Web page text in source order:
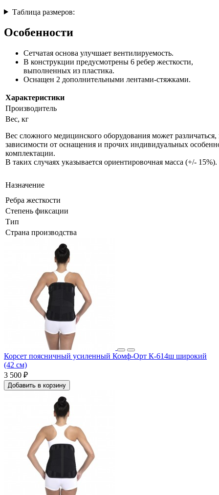
Таблица размеров:
Особенности
Сетчатая основа улучшает вентилируемость.
В конструкции предусмотрены 6 ребер жесткости,
выполненных из пластика.
Оснащен 2 дополнительными лентами-стяжками.
Характеристики
Производитель
Вес, кг
Вес сложного медицинского оборудования может различаться,
зависимости от оснащения и прочих индивидуальных
комплектации.
В таких случаях указывается ориентировочная масса (+/- 15%).
Назначение
Ребра жесткости
Степень фиксации
Тип
Страна производства
Корсет поясничный усиленный Комф-Орт К-614ш широкий
(42 см)
3 500 ₽
Добавить в корзину